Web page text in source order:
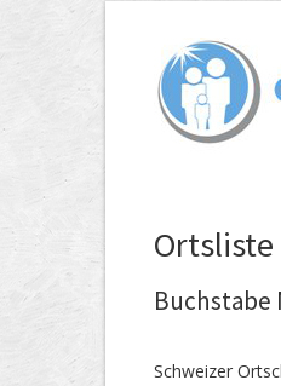
Ortsliste
Buchstabe
Schweizer